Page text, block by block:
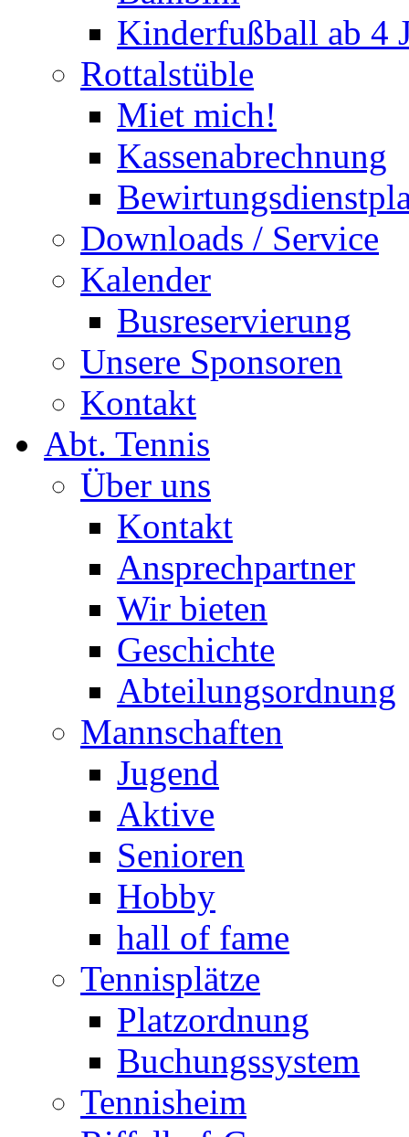
Kinderfußball ab 4
Rottalstüble
Miet mich!
Kassenabrechnung
Downloads / Service
Kalender
Busreservierung
Unsere Sponsoren
Kontakt
Abt. Tennis
Über uns
Kontakt
Ansprechpartner
Wir bieten
Geschichte
Abteilungsordnung
Mannschaften
Jugend
Aktive
Senioren
Hobby
hall of fame
Tennisplätze
Platzordnung
Buchungssystem
Tennisheim